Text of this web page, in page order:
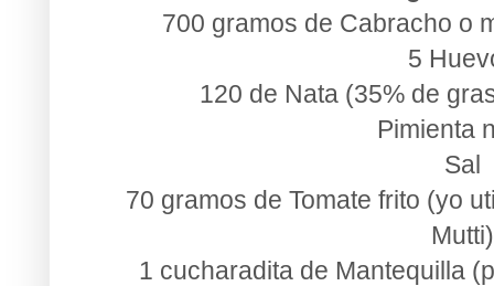
700 gramos de Cabracho o
5
120 de Nata (35% de
Pimienta
Sal
70 gramos de Tomate frito (yo
Mutti)
1 cucharadita de Mantequilla